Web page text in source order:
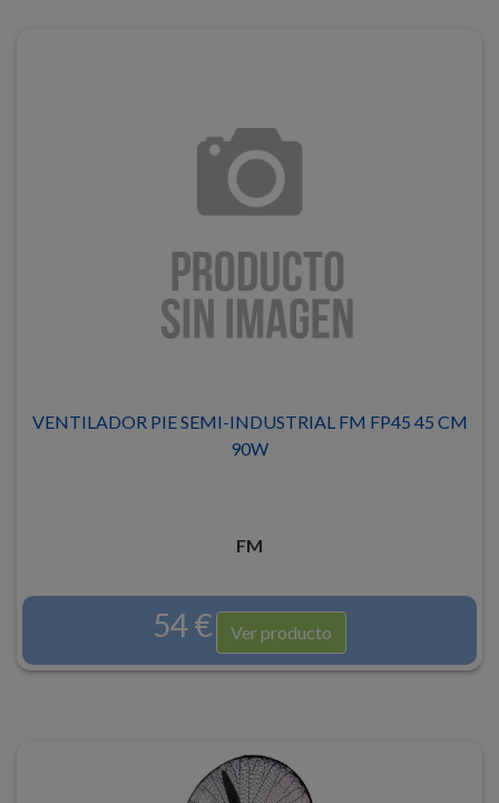
VENTILADOR PIE SEMI-INDUSTRIAL FM FP45 45 CM
90W
FM
54 € Ver producto